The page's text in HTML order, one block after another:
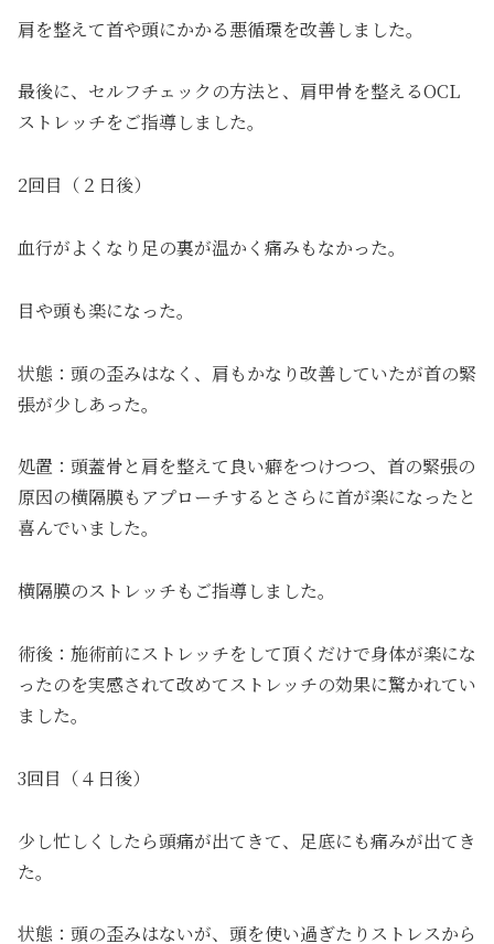
肩を整えて首や頭にかかる悪循環を改善しました。
最後に、セルフチェックの方法と、肩甲骨を整えるOCL
ストレッチをご指導しました。
2回目（２日後）
血行がよくなり足の裏が温かく痛みもなかった。
目や頭も楽になった。
状態：頭の歪みはなく、肩もかなり改善していたが首の緊
張が少しあった。
処置：頭蓋骨と肩を整えて良い癖をつけつつ、首の緊張の
原因の横隔膜もアプローチするとさらに首が楽になったと
喜んでいました。
横隔膜のストレッチもご指導しました。
術後：施術前にストレッチをして頂くだけで身体が楽にな
ったのを実感されて改めてストレッチの効果に驚かれてい
ました。
3回目（４日後）
少し忙しくしたら頭痛が出てきて、足底にも痛みが出てき
た。
状態：頭の歪みはないが、頭を使い過ぎたりストレスから